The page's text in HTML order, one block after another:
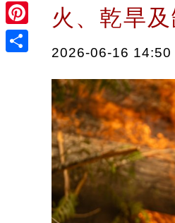
Twitter
Pinterest
火、乾旱
2026-06-16 14:50